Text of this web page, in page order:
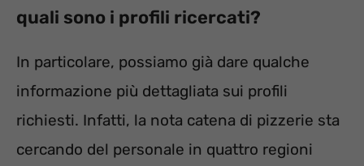
quali sono i profili ricercati?
In particolare, possiamo già dare qualche
informazione più dettagliata sui profili
richiesti. Infatti, la nota catena di pizzerie sta
cercando del personale in quattro regioni